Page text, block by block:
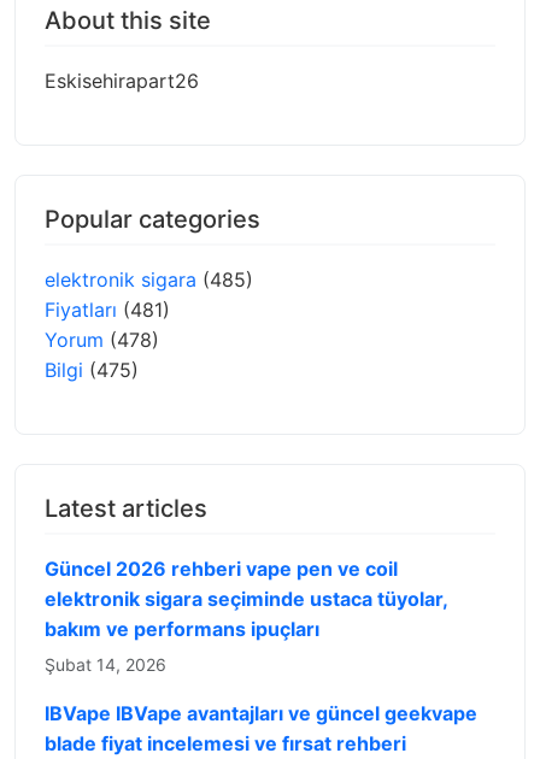
About this site
Eskisehirapart26
Popular categories
elektronik sigara (485)
Fiyatları (481)
Yorum (478)
Bilgi (475)
Latest articles
Güncel 2026 rehberi vape pen ve coil
elektronik sigara seçiminde ustaca tüyolar,
bakım ve performans ipuçları
Şubat 14, 2026
IBVape IBVape avantajları ve güncel geekvape
blade fiyat incelemesi ve fırsat rehberi